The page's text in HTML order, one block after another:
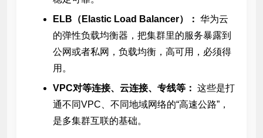
ELB（Elastic Load Balancer）： 华为云
的弹性负载均衡器，把集群里的服务暴露到
公网或者私网，负载均衡，高可用，必须得
用。
VPC对等连接、云连接、专线等： 这些是打
通不同VPC、不同地域网络的“高速公路”，
是多集群互联的基础。